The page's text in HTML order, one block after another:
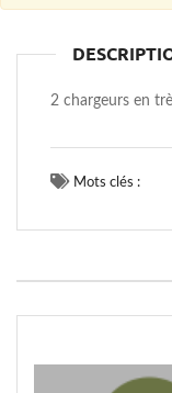
2 chargeurs en
Mots clés :